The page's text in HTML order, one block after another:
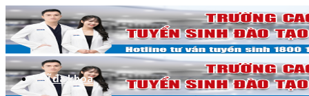
Bỏ
qua
nội
dung
Y sĩ đa khoa